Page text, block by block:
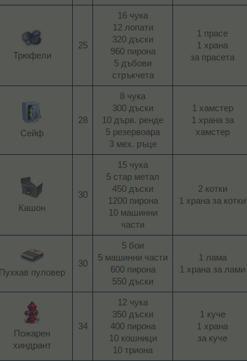
Трюфели​
25​
16 чука
12 лопати
320 дъски
960 пирона
5 дъбови
стръкчета​
1 прасе
1 храна
за прасета​
Сейф​
28​
8 чука
300 дъски
10 дърв. ренде
5 резервоара
3 мех. ръце​
1 хамстер
1 храна за
хамстер​
Кашон​
30​
15 чука
5 стар метал
450 дъски
1200 пирона
10 машинни
части​
2 котки
1 храна за котки​
Пухкав пуловер​
30​
5 бои
5 машинни части
600 пирона
550 дъски​
1 лама
1 храна за лами​
Пожарен
хиндрант​
34​
12 чука
350 дъски
400 пирона
10 кошници
10 триона​
1 куче
1 храна
за куче​